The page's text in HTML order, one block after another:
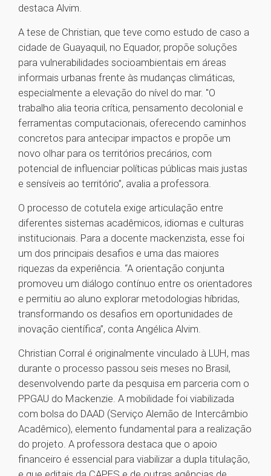
destaca Alvim.
A tese de Christian, que teve como estudo de caso a
cidade de Guayaquil, no Equador, propõe soluções
para vulnerabilidades socioambientais em áreas
informais urbanas frente às mudanças climáticas,
especialmente a elevação do nível do mar. "O
trabalho alia teoria crítica, pensamento decolonial e
ferramentas computacionais, oferecendo caminhos
concretos para antecipar impactos e propõe um
novo olhar para os territórios precários, com
potencial de influenciar políticas públicas mais justas
e sensíveis ao território”, avalia a professora.
O processo de cotutela exige articulação entre
diferentes sistemas acadêmicos, idiomas e culturas
institucionais. Para a docente mackenzista, esse foi
um dos principais desafios e uma das maiores
riquezas da experiência. “A orientação conjunta
promoveu um diálogo contínuo entre os orientadores
e permitiu ao aluno explorar metodologias híbridas,
transformando os desafios em oportunidades de
inovação científica”, conta Angélica Alvim.
Christian Corral é originalmente vinculado à LUH, mas
durante o processo passou seis meses no Brasil,
desenvolvendo parte da pesquisa em parceria com o
PPGAU do Mackenzie. A mobilidade foi viabilizada
com bolsa do DAAD (Serviço Alemão de Intercâmbio
Acadêmico), elemento fundamental para a realização
do projeto. A professora destaca que o apoio
financeiro é essencial para viabilizar a dupla titulação,